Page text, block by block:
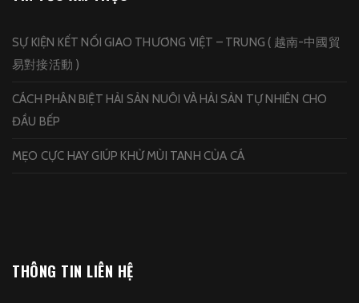
SỰ KIỆN KẾT NỐI GIAO THƯƠNG VIỆT – TRUNG ( 越南-中國貿
易對接活動 )
CÁCH PHÂN BIỆT HẢI SẢN NUÔI VÀ HẢI SẢN TỰ NHIÊN CHO
ĐẦU BẾP
MẸO CỰC HAY GIÚP KHỬ MÙI TANH CỦA CÁ
THÔNG TIN LIÊN HỆ